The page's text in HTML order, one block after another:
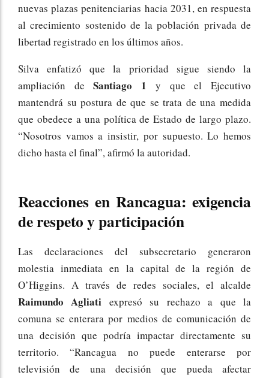
nuevas plazas penitenciarias hacia 2031, en respuesta
al crecimiento sostenido de la población privada de
libertad registrado en los últimos años.
Silva enfatizó que la prioridad sigue siendo la
ampliación deSantiago 1 y que el Ejecutivo
mantendrá su postura de que se trata de una medida
que obedece a una política de Estado de largo plazo.
“Nosotros vamos a insistir, por supuesto. Lo hemos
dicho hasta el final”, afirmó la autoridad.
Reacciones en Rancagua: exigencia
de respeto y participación
Las declaraciones del subsecretario generaron
molestia inmediata en la capital de la región de
O’Higgins. A través de redes sociales, el alcalde
Raimundo Agliati expresó su rechazo a que la
comuna se enterara por medios de comunicación de
una decisión que podría impactar directamente su
territorio. “Rancagua no puede enterarse por
televisión de una decisión que pueda afectar